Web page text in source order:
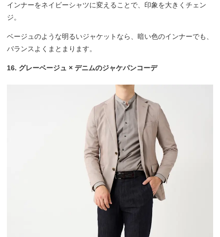
インナーをネイビーシャツに変えることで、印象を大きくチェン
ジ。
ベージュのような明るいジャケットなら、暗い色のインナーでも、
バランスよくまとまります。
16. グレーベージュ × デニムのジャケパンコーデ